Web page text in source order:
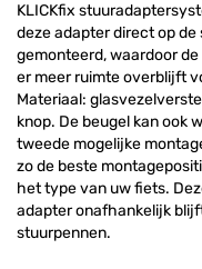
KLICKfix
deze adapter direct op
gemonteerd, waardoor
er meer ruimte overblijft
Materiaal:
knop. De beugel kan ook
tweede mogelijke
zo de beste
het type van uw fiets.
adapter onafhankelijk
stuurpennen.